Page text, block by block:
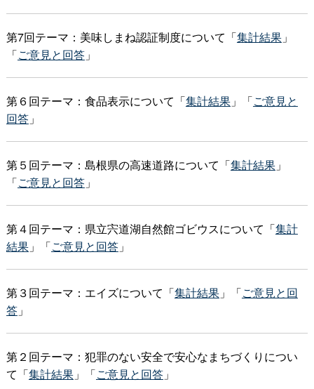
第7回テーマ：美味しまね認証制度について「集計結果」
「ご意見と回答」
第６回テーマ：食品表示について「集計結果」「ご意見と
回答」
第５回テーマ：島根県の高速道路について「集計結果」
「ご意見と回答」
第４回テーマ：県立宍道湖自然館ゴビウスについて「集計
結果」「ご意見と回答」
第３回テーマ：エイズについて「集計結果」「ご意見と回
答」
第２回テーマ：犯罪のない安全で安心なまちづくりについ
て「集計結果」「ご意見と回答」